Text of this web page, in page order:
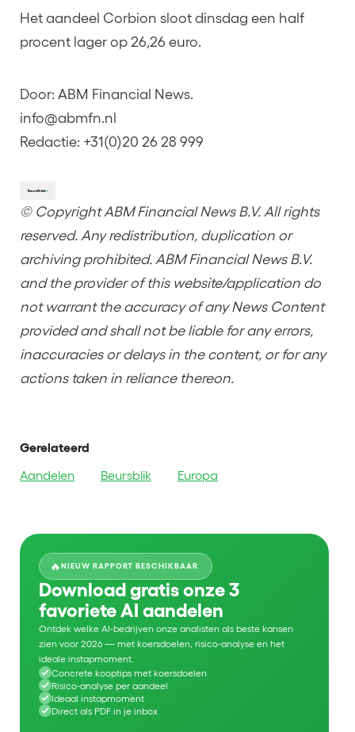
Het aandeel Corbion sloot dinsdag een half
procent lager op 26,26 euro.
Door: ABM Financial News.
info@abmfn.nl
Redactie: +31(0)20 26 28 999
© Copyright ABM Financial News B.V. All rights
reserved. Any redistribution, duplication or
archiving prohibited. ABM Financial News B.V.
and the provider of this website/application do
not warrant the accuracy of any News Content
provided and shall not be liable for any errors,
inaccuracies or delays in the content, or for any
actions taken in reliance thereon.
Gerelateerd
Aandelen
Beursblik Europa
🔥NIEUW RAPPORT BESCHIKBAAR
Download gratis onze 3
favoriete AI aandelen
Ontdek welke AI-bedrijven onze analisten als beste kansen
zien voor 2026 — met koersdoelen, risico-analyse en het
ideale instapmoment.
Concrete kooptips met koersdoelen
Risico-analyse per aandeel
Ideaal instapmoment
Direct als PDF in je inbox